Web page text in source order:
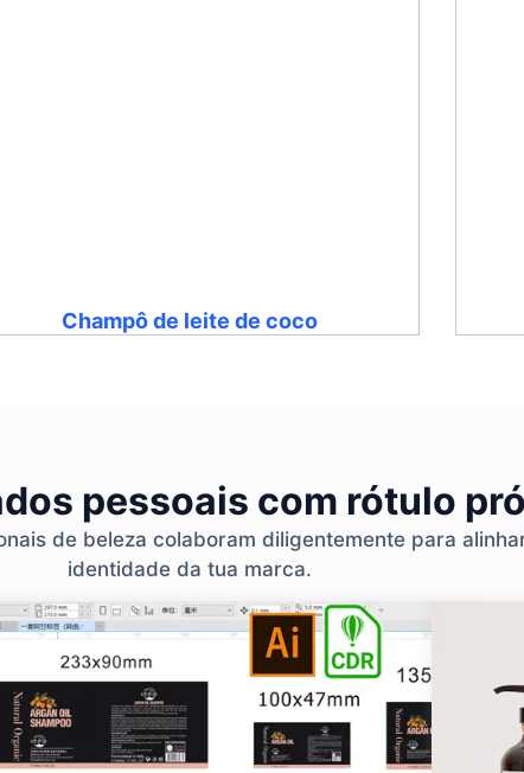
Champô de leite de coco
pessoais com rótulo
de beleza colaboram diligentemente para
identidade da tua marca.